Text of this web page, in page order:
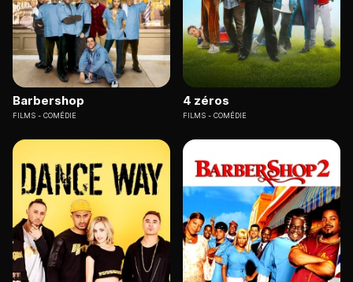
Barbershop
FILMS COMÉDIE
4 zéros
FILMS COMÉDIE